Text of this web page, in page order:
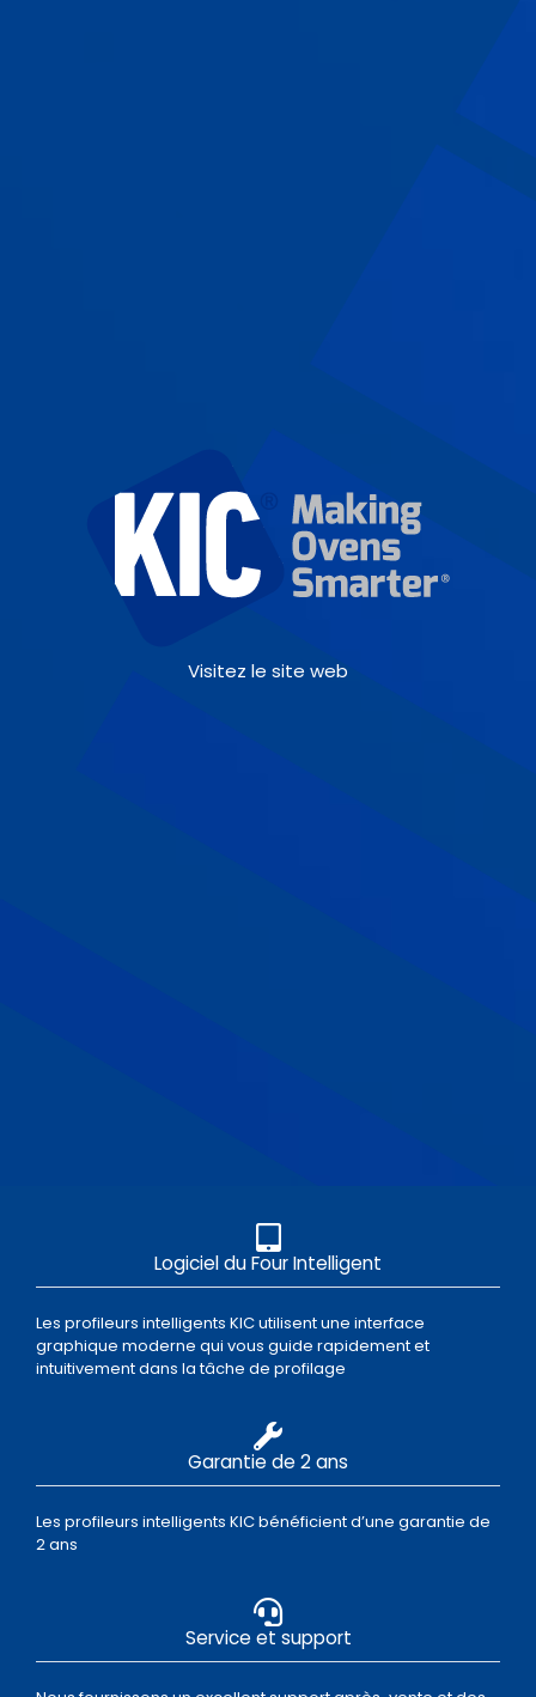
Visitez le site web
Logiciel du Four Intelligent
Les profileurs intelligents KIC utilisent une interface
graphique moderne qui vous guide rapidement et
intuitivement dans la tâche de profilage
Garantie de 2 ans
Les profileurs intelligents KIC bénéficient d’une garantie de
2 ans
Service et support